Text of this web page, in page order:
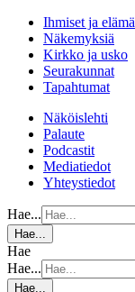
Ihmiset ja elämä
Näkemyksiä
Kirkko ja usko
Seurakunnat
Tapahtumat
Näköislehti
Palaute
Podcastit
Mediatiedot
Yhteystiedot
Hae...
Hae...
Hae
Hae...
Hae...